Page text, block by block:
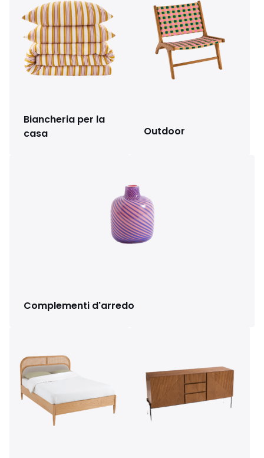
Biancheria per la
casa
Outdoor
Complementi d'arredo